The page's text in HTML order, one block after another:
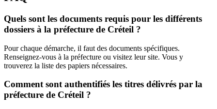
Quels sont les documents requis pour les différents
dossiers à la préfecture de Créteil ?
Pour chaque démarche, il faut des documents spécifiques.
Renseignez-vous à la préfecture ou visitez leur site. Vous y
trouverez la liste des papiers nécessaires.
Comment sont authentifiés les titres délivrés par la
préfecture de Créteil ?